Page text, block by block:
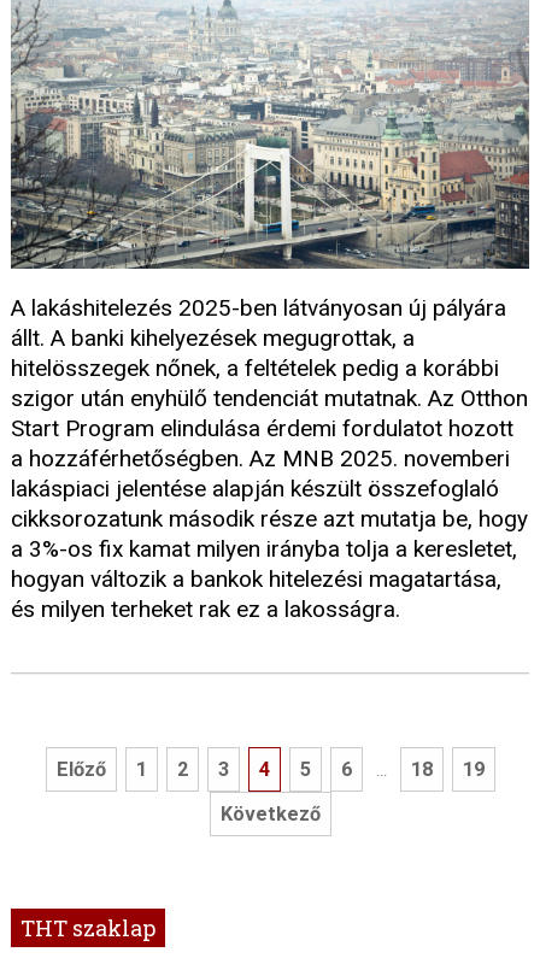
A lakáshitelezés 2025-ben látványosan új pályára
állt. A banki kihelyezések megugrottak, a
hitelösszegek nőnek, a feltételek pedig a korábbi
szigor után enyhülő tendenciát mutatnak. Az Otthon
Start Program elindulása érdemi fordulatot hozott
a hozzáférhetőségben. Az MNB 2025. novemberi
lakáspiaci jelentése alapján készült összefoglaló
cikksorozatunk második része azt mutatja be, hogy
a 3%-os fix kamat milyen irányba tolja a keresletet,
hogyan változik a bankok hitelezési magatartása,
és milyen terheket rak ez a lakosságra.
Előző 1 2 3 4 5 6 ... 18
19
Következő
THT szaklap